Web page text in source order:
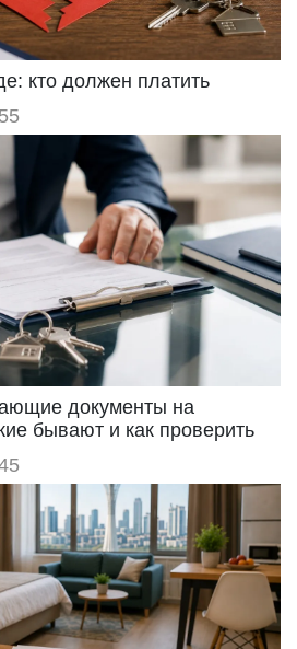
кто должен платить
документы на
бывают и как проверить